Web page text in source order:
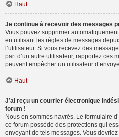
Haut
Je continue à recevoir des messages
Vous pouvez supprimer
en utilisant les règles de messages
l’utilisateur. Si vous recevez des
part d’un autre utilisateur, rapportez ces
peuvent empêcher un utilisateur
Haut
J’ai reçu un courrier électronique
forum !
Nous en sommes navrés. Le formulaire
ce forum possède des protections qui
envoyant de tels messages. Vous